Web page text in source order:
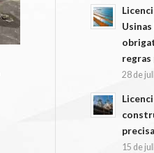
regras
28 de
15 de